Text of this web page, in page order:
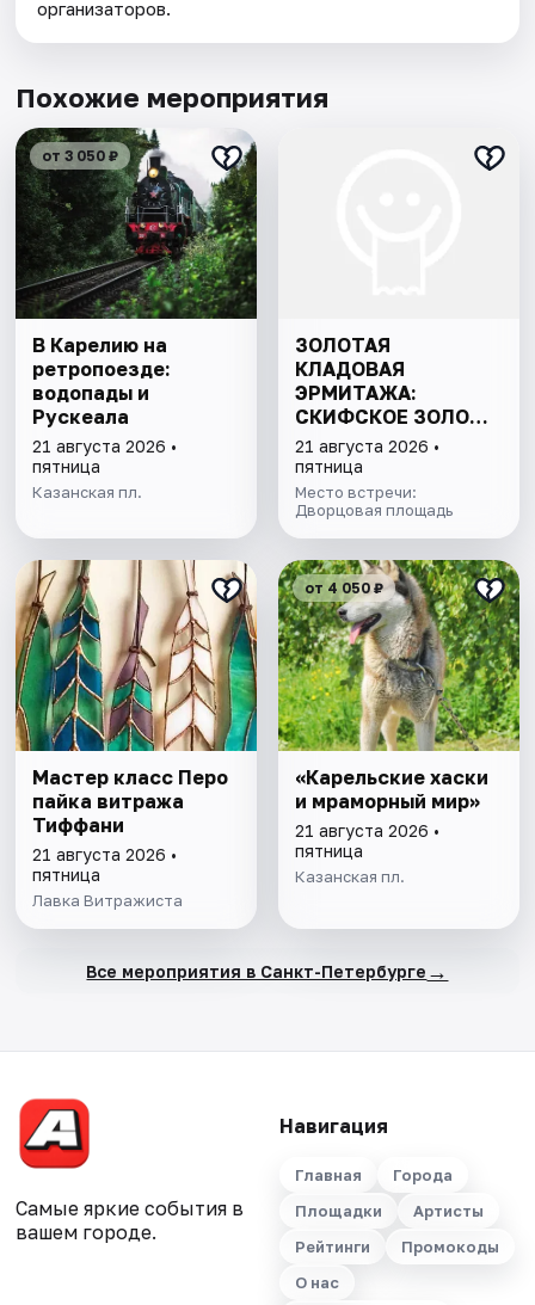
организаторов.
Похожие мероприятия
от 3 050 ₽
В Карелию на
ретропоезде:
водопады и
Рускеала
21 августа 2026 •
пятница
Казанская пл.
ЗОЛОТАЯ
КЛАДОВАЯ
ЭРМИТАЖА:
СКИФСКОЕ ЗОЛОТО
И СОКРОВИЩА
ИМПЕРАТОРСКОЙ
КОЛЛЕКЦИИ
21 августа 2026 •
пятница
Место встречи:
Дворцовая площадь
Мастер класс Перо
пайка витража
Тиффани
21 августа 2026 •
пятница
Лавка Витражиста
от 4 050 ₽
«Карельские хаски
и мраморный мир»
21 августа 2026 •
пятница
Казанская пл.
Все мероприятия в Санкт-Петербурге →
Самые яркие события в
вашем городе.
Навигация
Главная
Города
Площадки
Артисты
Рейтинги
Промокоды
О нас